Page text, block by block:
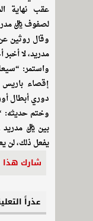
عقب نهاية
لصفوف ريال
وقال روثين
مدريد، لا
واستمر:
إقصاء
دوري أبطال
وختم حديثه:
بين ريال
يفعل ذلك،
شارك هذا
عذراً